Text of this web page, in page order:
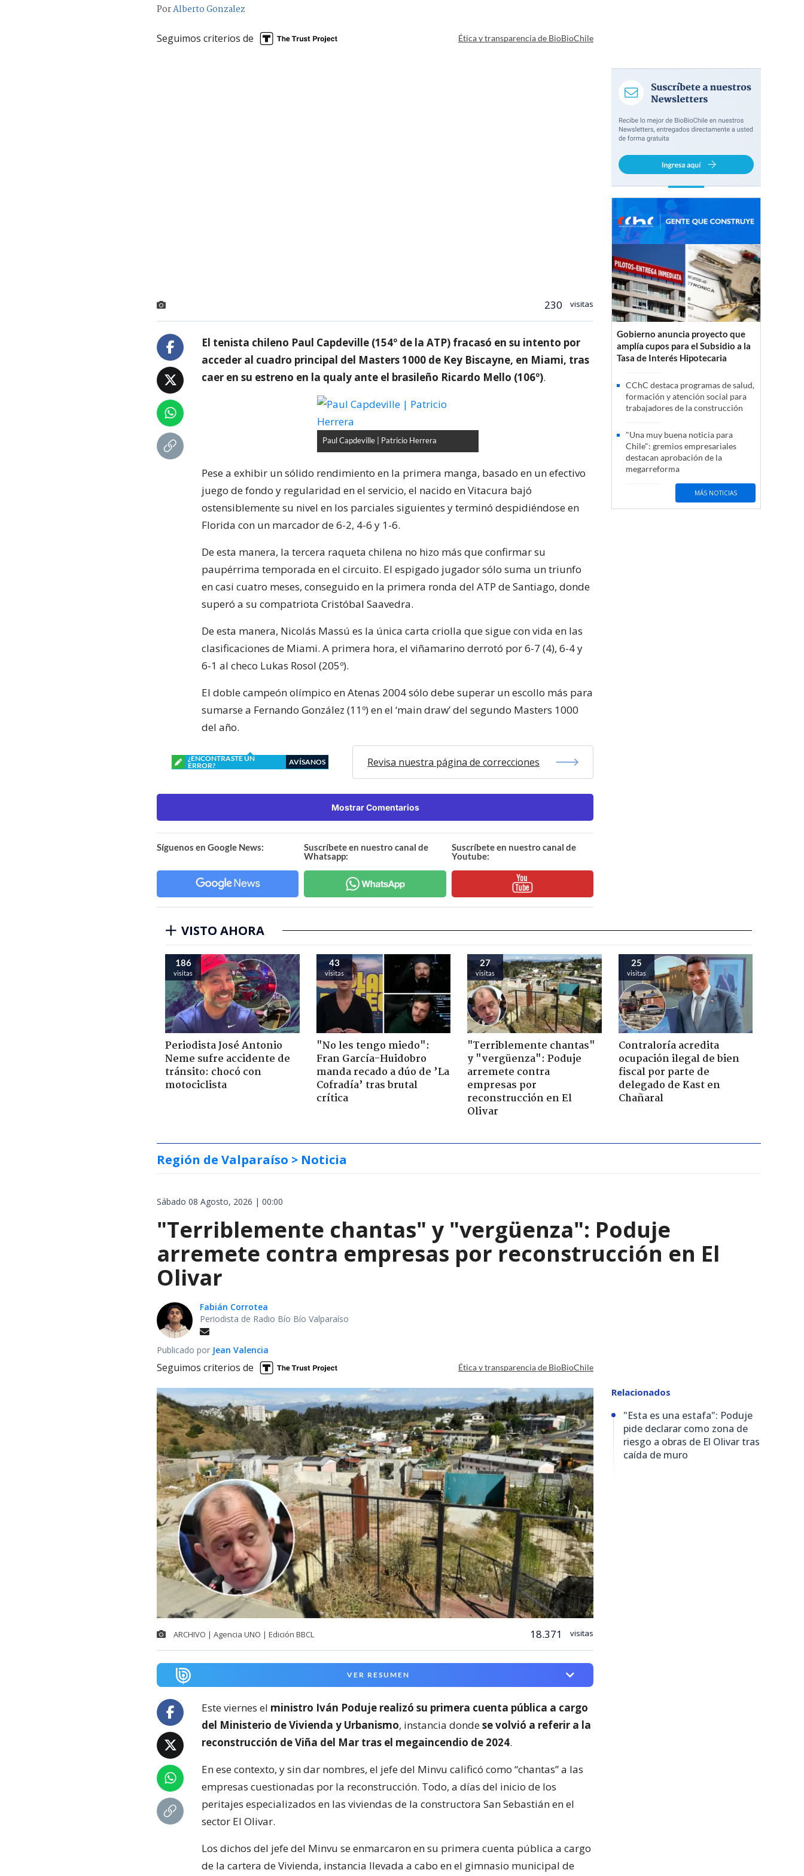
PorAlberto Gonzalez
Seguimos criterios de Ética y transparencia de BioBioChile
230 visitas
El tenista chileno Paul Capdeville (154º de la ATP) fracasó en su intento por
acceder al cuadro principal del Masters 1000 de Key Biscayne, en Miami, tras
caer en su estreno en la qualy ante el brasileño Ricardo Mello (106º).
Paul Capdeville | Patricio Herrera
Pese a exhibir un sólido rendimiento en la primera manga, basado en un efectivo
juego de fondo y regularidad en el servicio, el nacido en Vitacura bajó
ostensiblemente su nivel en los parciales siguientes y terminó despidiéndose en
Florida con un marcador de 6-2, 4-6 y 1-6.
De esta manera, la tercera raqueta chilena no hizo más que confirmar su
paupérrima temporada en el circuito. El espigado jugador sólo suma un triunfo
en casi cuatro meses, conseguido en la primera ronda del ATP de Santiago, donde
superó a su compatriota Cristóbal Saavedra.
De esta manera, Nicolás Massú es la única carta criolla que sigue con vida en las
clasificaciones de Miami. A primera hora, el viñamarino derrotó por 6-7 (4), 6-4 y
6-1 al checo Lukas Rosol (205º).
El doble campeón olímpico en Atenas 2004 sólo debe superar un escollo más para
sumarse a Fernando González (11º) en el ‘main draw’ del segundo Masters 1000
del año.
¿ENCONTRASTE UN
ERROR?
AVÍSANOS Revisa nuestra página de correcciones
Mostrar Comentarios
Síguenos en Google News:
Suscríbete en nuestro canal de
Whatsapp:
Suscríbete en nuestro canal de
Youtube:
Gobierno anuncia proyecto que
amplía cupos para el Subsidio a la
Tasa de Interés Hipotecaria
CChC destaca programas de salud,
formación y atención social para
trabajadores de la construcción
"Una muy buena noticia para
Chile": gremios empresariales
destacan aprobación de la
megarreforma
MÁS NOTICIAS
VISTO AHORA
186
visitas
Periodista José Antonio
Neme sufre accidente de
tránsito: chocó con
motociclista
43
visitas
"No les tengo miedo":
Fran García-Huidobro
manda recado a dúo de ’La
Cofradía’ tras brutal
crítica
27
visitas
"Terriblemente chantas"
y "vergüenza": Poduje
arremete contra
empresas por
reconstrucción en El
Olivar
25
visitas
Contraloría acredita
ocupación ilegal de bien
fiscal por parte de
delegado de Kast en
Chañaral
Región de Valparaíso > Noticia
Sábado 08 Agosto, 2026 | 00:00
"Terriblemente chantas" y "vergüenza": Poduje
arremete contra empresas por reconstrucción en El
Olivar
Fabián Corrotea
Periodista de Radio Bío Bío Valparaíso
Publicado por Jean Valencia
Seguimos criterios de Ética y transparencia de BioBioChile
ARCHIVO | Agencia UNO | Edición BBCL 18.371 visitas
VER RESUMEN
Este viernes el ministro Iván Poduje realizó su primera cuenta pública a cargo
del Ministerio de Vivienda y Urbanismo, instancia dondese volvió a referir a la
reconstrucción de Viña del Mar tras el megaincendio de 2024.
En ese contexto, y sin dar nombres, el jefe del Minvu calificó como “chantas” a las
empresas cuestionadas por la reconstrucción. Todo, a días del inicio de los
peritajes especializados en las viviendas de la constructora San Sebastián en el
sector El Olivar.
Los dichos del jefe del Minvu se enmarcaron en su primera cuenta pública a cargo
de la cartera de Vivienda, instancia llevada a cabo en el gimnasio municipal de
Relacionados
"Esta es una estafa": Poduje
pide declarar como zona de
riesgo a obras de El Olivar tras
caída de muro